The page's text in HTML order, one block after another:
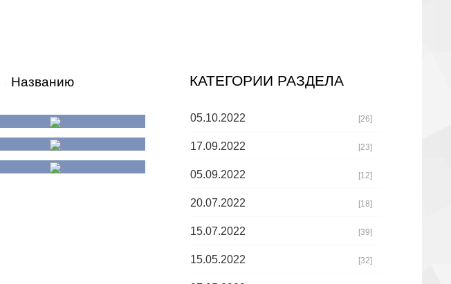
· Названию КАТЕГОРИИ РАЗДЕЛА
05.10.2022 [26]
17.09.2022 [23]
05.09.2022 [12]
20.07.2022 [18]
15.07.2022 [39]
15.05.2022 [32]